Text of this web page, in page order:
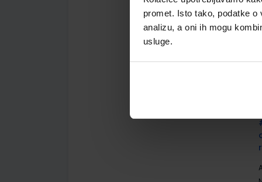
promet. Isto tako, podatke
analizu, a oni ih mogu
usluge.